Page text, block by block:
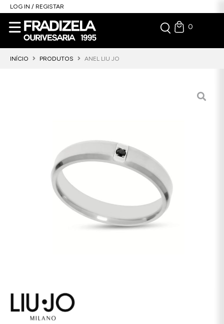
LOG IN / REGISTAR
0
INÍCIO PRODUTOS ANEL LIU JO